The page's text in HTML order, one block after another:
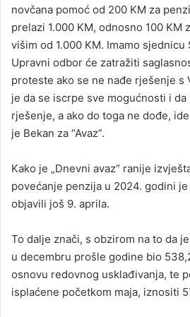
novčana pomoć od 200 KM za
prelazi 1.000 KM, odnosno 100 KM
višim od 1.000 KM. Imamo sjednicu
Upravni odbor će zatražiti
proteste ako se ne nađe rješenje s
je da se iscrpe sve mogućnosti i
rješenje, a ako do toga ne dođe,
je Bekan za “Avaz”.
Kako je „Dnevni avaz“ ranije
povećanje penzija u 2024. godini
objavili još 9. aprila.
To dalje znači, s obzirom na to da
u decembru prošle godine bio
osnovu redovnog usklađivanja, te
isplaćene početkom maja, iznositi